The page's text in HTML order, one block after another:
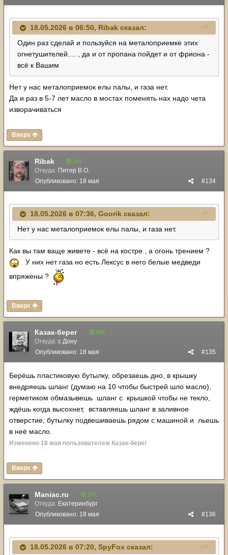
18.05.2026 в 06:50, Ribak сказал:
Один раз сделай и пользуйся на металоприемке этих
огнетушителей.... , да и от пропана пойдет и от фриона -
всё к Вашим
Нет у нас металоприемок елы палы, и газа нет.
Да и раз в 5-7 лет масло в мостах поменять нах надо чета
изворачиваться
Вверх
Ribak 149
Откуда: Питер В.О.
#134
Опубликовано: 18 мая
18.05.2026 в 07:36, Goorik сказал:
Нет у нас металоприемок елы палы, и газа нет.
Как вы там ваще живете - всё на костре , а огонь трением ?
У них нет газа но есть Лексус в него белые медведи
впряжены ?
Вверх
Казак-берег 966
Откуда: с Дону
#135
Опубликовано: 18 мая
Берёшь пластиковую бутылку, обрезаешь дно, в крышку
внедряешь шланг (думаю на 10 чтобы быстрей шло масло),
герметиком обмазывешь шланг с крышкой чтобы не текло,
ждёшь когда высохнет, вставляешь шланг в заливное
отверстие, бутылку подвешиваешь рядом с машиной и льешь
в неё масло.
Изменено 18 мая пользователем Казак-берег
Вверх
Maniac.ru 277
Откуда: Екатеринбург
#136
Опубликовано: 18 мая
18.05.2026 в 07:20, SpyFox сказал: